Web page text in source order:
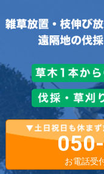
お電話受